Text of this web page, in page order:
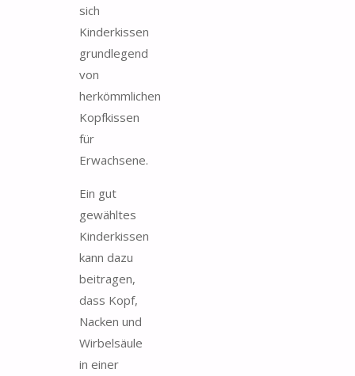
sich
Kinderkissen
grundlegend
von
herkömmlichen
Kopfkissen
für
Erwachsene.
Ein gut
gewähltes
Kinderkissen
kann dazu
beitragen,
dass Kopf,
Nacken und
Wirbelsäule
in einer